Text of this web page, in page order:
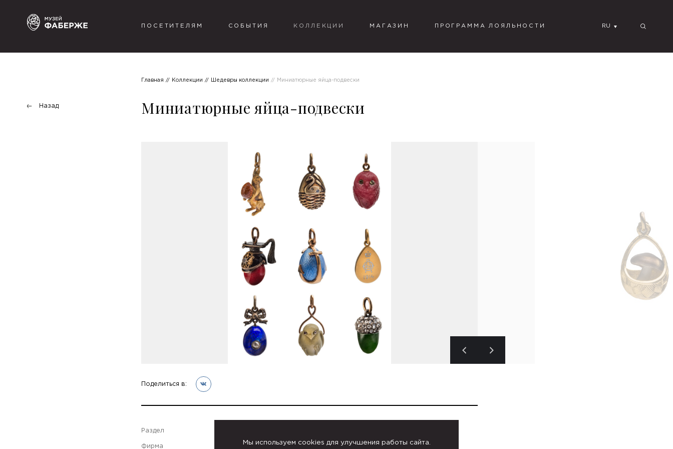
ПОСЕТИТЕЛЯМ СОБЫТИЯ КОЛЛЕКЦИИ МАГАЗИН ПРОГРАММА ЛОЯЛЬНОСТИ RU
Назад
Главная Коллекции Шедевры коллекции Миниатюрные яйца-подвески
Миниатюрные яйца-подвески
Поделиться в:
Раздел
Фирма Карла Фаберже
Мы используем cookies для улучшения работы сайта.